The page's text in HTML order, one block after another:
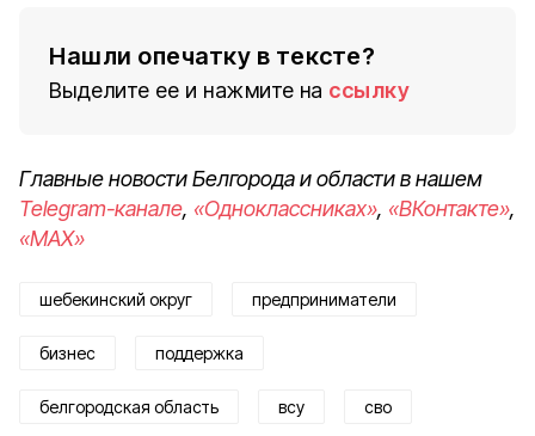
Нашли опечатку в тексте?
Выделите ее и нажмите на ссылку
Главные новости Белгорода и области в нашем
Telegram-канале, «Одноклассниках», «ВКонтакте»,
«MAX»
шебекинский округ предприниматели
бизнес поддержка
белгородская область всу сво